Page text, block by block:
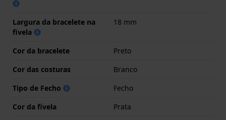
Largura da bracelete na
fivela
18 mm
Cor da bracelete
Preto
Cor das costuras
Branco
Tipo de Fecho
Fecho
Cor da fivela
Prata